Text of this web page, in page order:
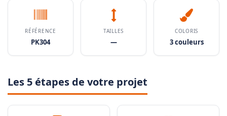
RÉFÉRENCE
PK304
TAILLES
—
COLORIS
3 couleurs
Les 5 étapes de votre projet